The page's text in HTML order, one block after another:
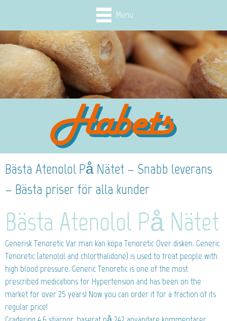
Menu
Bästa Atenolol På Nätet – Snabb leverans
– Bästa priser för alla kunder
Bästa Atenolol På Nätet
Generisk TenoreticVar man kan köpa Tenoretic Över disken. Generic
Tenoretic (atenolol and chlorthalidone) is used to treat people with
high blood pressure. Generic Tenoretic is one of the most
prescribed medications for Hypertension and has been on the
market for over 25 years! Now you can order it for a fraction of its
regular price!